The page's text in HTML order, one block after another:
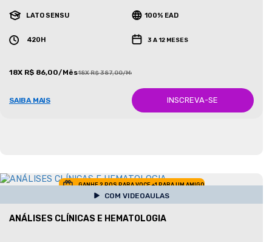
LATO SENSU 100% EAD
420H 3 A 12 MESES
18X R$ 86,00/Mês18X R$ 387,00/Mês
SAIBA MAIS INSCREVA-SE
GANHE 2 POS PARA VOCE +1 PARA UM AMIGO
COM VIDEOAULAS
ANÁLISES CLÍNICAS E HEMATOLOGIA